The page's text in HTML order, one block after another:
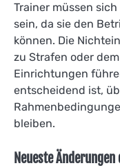
Trainer müssen
sein, da sie den
können. Die
zu Strafen oder
Einrichtungen
entscheidend ist,
bleiben.
Neueste